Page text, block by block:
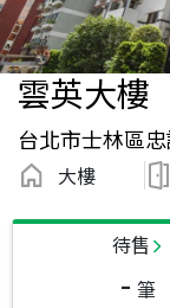
雲英大樓
台北市士林區
大樓
待售
- 筆